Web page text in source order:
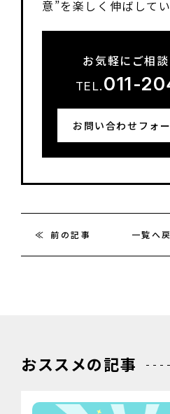
意”を楽しく伸ばして
お気軽にご相談
TEL. 011-
お問い合わせフォ
前の記事 一覧へ
おススメの記事